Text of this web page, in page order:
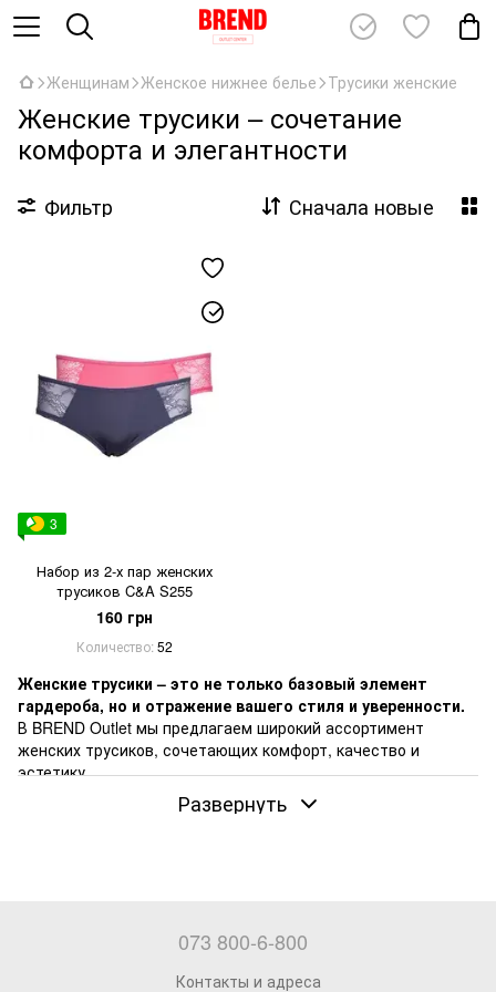
Женщинам Женское нижнее белье Трусики женские
Женские трусики – сочетание
комфорта и элегантности
Фильтр Сначала новые
3
Набор из 2-х пар женских
трусиков C&A S255
160 грн
Количество 52
Женские трусики – это не только базовый элемент
гардероба, но и отражение вашего стиля и уверенности.
В BREND Outlet мы предлагаем широкий ассортимент
женских трусиков, сочетающих комфорт, качество и
эстетику.
Наш ассортимент включает:
: сочетание элегантности и удобства.
Преимущества покупок в BREND Outlet:
Развернуть
073 800-6-800
Контакты и адреса